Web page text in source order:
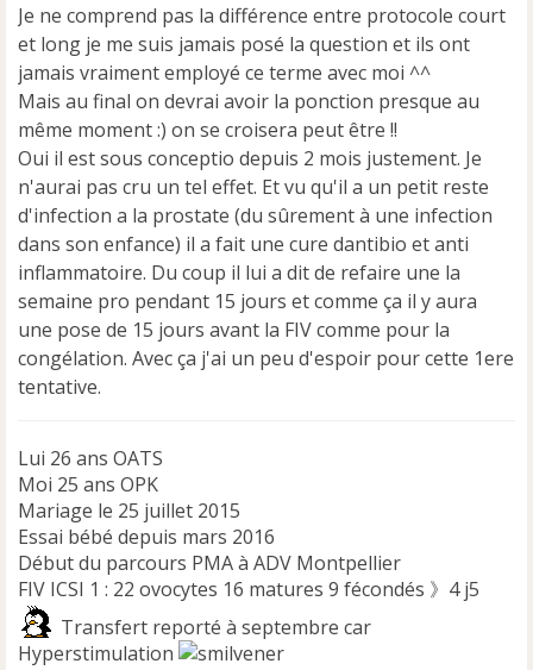
a
g
e
n
o
n
l
u
Je ne comprend pas la différence entre protocole court
et long je me suis jamais posé la question et ils ont
jamais vraiment employé ce terme avec moi ^^
Mais au final on devrai avoir la ponction presque au
même moment :) on se croisera peut être !!
Oui il est sous conceptio depuis 2 mois justement. Je
n'aurai pas cru un tel effet. Et vu qu'il a un petit reste
d'infection a la prostate (du sûrement à une infection
dans son enfance) il a fait une cure dantibio et anti
inflammatoire. Du coup il lui a dit de refaire une la
semaine pro pendant 15 jours et comme ça il y aura
une pose de 15 jours avant la FIV comme pour la
congélation. Avec ça j'ai un peu d'espoir pour cette 1ere
tentative.
Lui 26 ans OATS
Moi 25 ans OPK
Mariage le 25 juillet 2015
Essai bébé depuis mars 2016
Début du parcours PMA à ADV Montpellier
FIV ICSI 1 : 22 ovocytes 16 matures 9 fécondés 》4 j5
Transfert reporté à septembre car
Hyperstimulation